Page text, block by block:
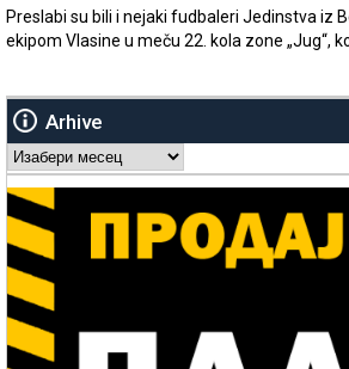
Preslabi su bili i nejaki fudbaleri Jedinstva iz
ekipom Vlasine u meču 22. kola zone „Jug“,
Arhive
Arhive